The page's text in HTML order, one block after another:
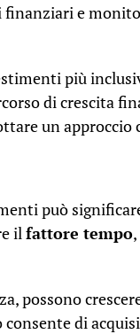
e
più
di crescita
un approccio
può
ilfattore tempo
possono
di